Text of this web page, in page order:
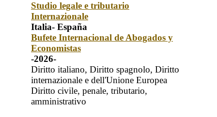
Studio legale e tributario
Internazionale
Italia- España
Bufete Internacional de Abogados y
Economistas
-2026-
Diritto italiano, Diritto spagnolo, Diritto
internazionale e dell'Unione Europea
Diritto civile, penale, tributario,
amministrativo